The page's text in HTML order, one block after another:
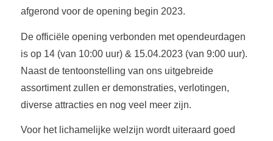
afgerond voor de opening begin 2023.
De officiële opening verbonden met opendeurdagen
is op 14 (van 10:00 uur) & 15.04.2023 (van 9:00 uur).
Naast de tentoonstelling van ons uitgebreide
assortiment zullen er demonstraties, verlotingen,
diverse attracties en nog veel meer zijn.
Voor het lichamelijke welzijn wordt uiteraard goed